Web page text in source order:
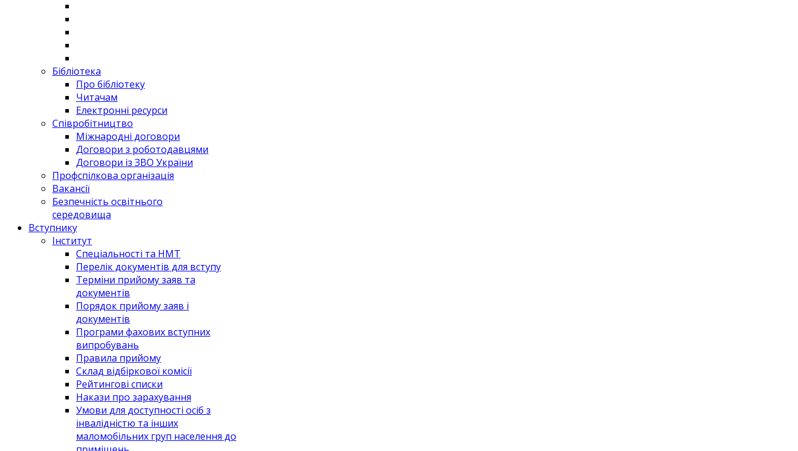
Бібліотека
Про бібліотеку
Читачам
Електронні ресурси
Співробітництво
Міжнародні договори
Договори з роботодавцями
Договори із ЗВО України
Профспілкова організація
Вакансії
Безпечність освітнього
середовища
Вступнику
Інститут
Спеціальності та НМТ
Перелік документів для вступу
Терміни прийому заяв та
документів
Порядок прийому заяв і
документів
Програми фахових вступних
випробувань
Правила прийому
Склад відбіркової комісії
Рейтингові списки
Накази про зарахування
Умови для доступності осіб з
інвалідністю та інших
маломобільних груп населення до